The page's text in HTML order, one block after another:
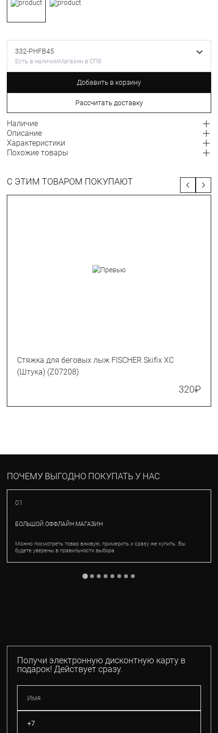
332-PHFB45
Есть в наличииМагазин в СПб
Добавить в корзину
Рассчитать доставку
Наличие
Описание
Характеристики
Похожие товары
С ЭТИМ ТОВАРОМ ПОКУПАЮТ
Стяжка для беговых лыж FISCHER Skifix XC
(Штука) (Z07208)
320₽
ПОЧЕМУ ВЫГОДНО ПОКУПАТЬ У НАС
01
БОЛЬШОЙ ОФФЛАЙН МАГАЗИН
Можно посмотреть товар вживую, примерить и сразу же купить. Вы
будете уверены в правильности выбора
Получи электронную дисконтную карту в
подарок! Действует сразу.